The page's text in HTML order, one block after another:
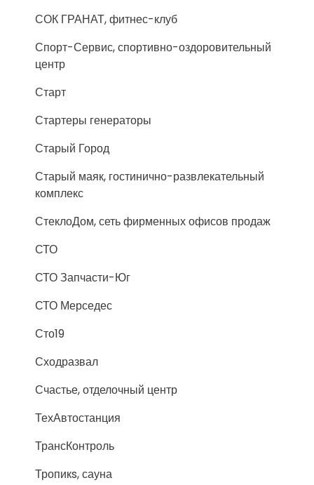
СОК ГРАНАТ, фитнес-клуб
Спорт-Сервис, спортивно-оздоровительный
центр
Старт
Стартеры генераторы
Старый Город
Старый маяк, гостинично-развлекательный
комплекс
СтеклоДом, сеть фирменных офисов продаж
СТО
СТО Запчасти-Юг
СТО Мерседес
Сто19
Сходразвал
Счастье, отделочный центр
ТехАвтостанция
ТрансКонтроль
Тропикs, сауна